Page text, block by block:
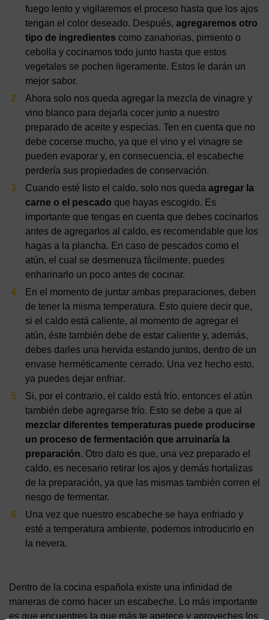
fuego lento y vigilaremos el proceso hasta que los ajos
tengan el color deseado. Después, agregaremos otro
tipo de ingredientes como zanahorias, pimiento o
cebolla y cocinamos todo junto hasta que estos
vegetales se pochen ligeramente. Estos le darán un
mejor sabor.
Ahora solo nos queda agregar la mezcla de vinagre y
vino blanco para dejarla cocer junto a nuestro
preparado de aceite y especias. Ten en cuenta que no
debe cocerse mucho, ya que el vino y el vinagre se
pueden evaporar y, en consecuencia, el escabeche
perdería sus propiedades de conservación.
Cuando esté listo el caldo, solo nos queda agregar la
carne o el pescado que hayas escogido. Es
importante que tengas en cuenta que debes cocinarlos
antes de agregarlos al caldo, es recomendable que los
hagas a la plancha. En caso de pescados como el
atún, el cual se desmenuza fácilmente, puedes
enharinarlo un poco antes de cocinar.
En el momento de juntar ambas preparaciones, deben
de tener la misma temperatura. Esto quiere decir que,
si el caldo está caliente, al momento de agregar el
atún, éste también debe de estar caliente y, además,
debes darles una hervida estando juntos, dentro de un
envase herméticamente cerrado. Una vez hecho esto,
ya puedes dejar enfriar.
Si, por el contrario, el caldo está frío, entonces el atún
también debe agregarse frío. Esto se debe a que al
mezclar diferentes temperaturas puede producirse
un proceso de fermentación que arruinaría la
preparación. Otro dato es que, una vez preparado el
caldo, es necesario retirar los ajos y demás hortalizas
de la preparación, ya que las mismas también corren el
riesgo de fermentar.
Una vez que nuestro escabeche se haya enfriado y
esté a temperatura ambiente, podemos introducirlo en
la nevera.
Dentro de la cocina española existe una infinidad de
maneras de como hacer un escabeche. Lo más importante
es que encuentres la que más te apetece y aproveches los